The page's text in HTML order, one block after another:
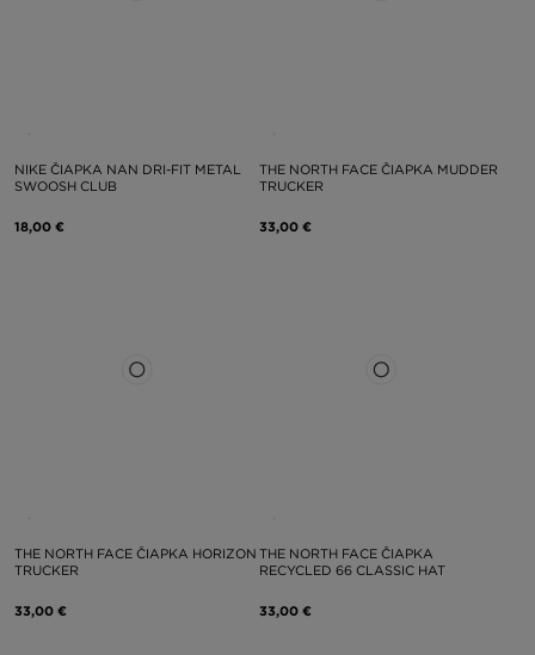
NIKE ČIAPKA NAN DRI-FIT METAL
SWOOSH CLUB
18,00 €
THE NORTH FACE ČIAPKA MUDDER
TRUCKER
33,00 €
THE NORTH FACE ČIAPKA HORIZON
TRUCKER
33,00 €
THE NORTH FACE ČIAPKA
RECYCLED 66 CLASSIC HAT
33,00 €